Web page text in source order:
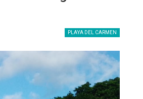
PLAYA DEL CARMEN